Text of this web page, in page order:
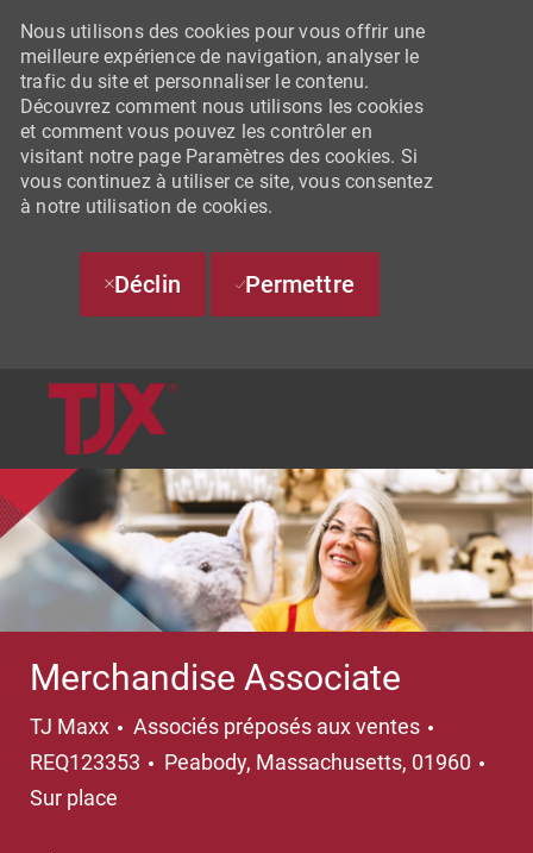
SKIP TO MAIN CONTENT
Nous utilisons des cookies pour vous offrir une
meilleure expérience de navigation, analyser le
trafic du site et personnaliser le contenu.
Découvrez comment nous utilisons les cookies
et comment vous pouvez les contrôler en
visitant notre page Paramètres des cookies. Si
vous continuez à utiliser ce site, vous consentez
à notre utilisation de cookies.
Déclin Permettre
Merchandise Associate
TJ Maxx Catégorie
Associés préposés aux ventes
REQ123353
Emplacement
Peabody, Massachusetts, 01960
Sur place